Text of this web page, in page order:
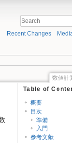
Recent Changes
数値計
Table of
概要
目次
準備
入門
参考文献